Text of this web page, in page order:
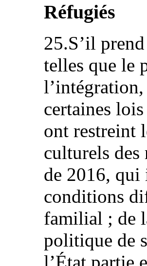
Réfugiés
25.S’il
telles que le
certaines
ont restreint
culturels des
de 2016, qui
conditions
familial ; de
politique de